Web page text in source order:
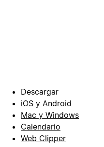
Descargar
iOS y Android
Mac y Windows
Calendario
Web Clipper